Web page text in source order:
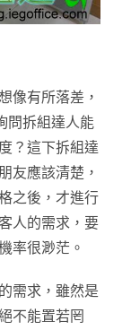
像有所落差，
問拆組達人能
？這下拆組達
友應該清楚，
之後，才進行
人的需求，要
率很渺茫。
需求，雖然是
不能置若罔